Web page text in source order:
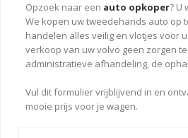
Opzoek naar een auto opkoper? U
We kopen uw tweedehands auto op
handelen alles veilig en vlotjes voor
verkoop van uw volvo geen zorgen
administratieve afhandeling, de
Vul dit formulier vrijblijvend in en
mooie prijs voor je wagen.